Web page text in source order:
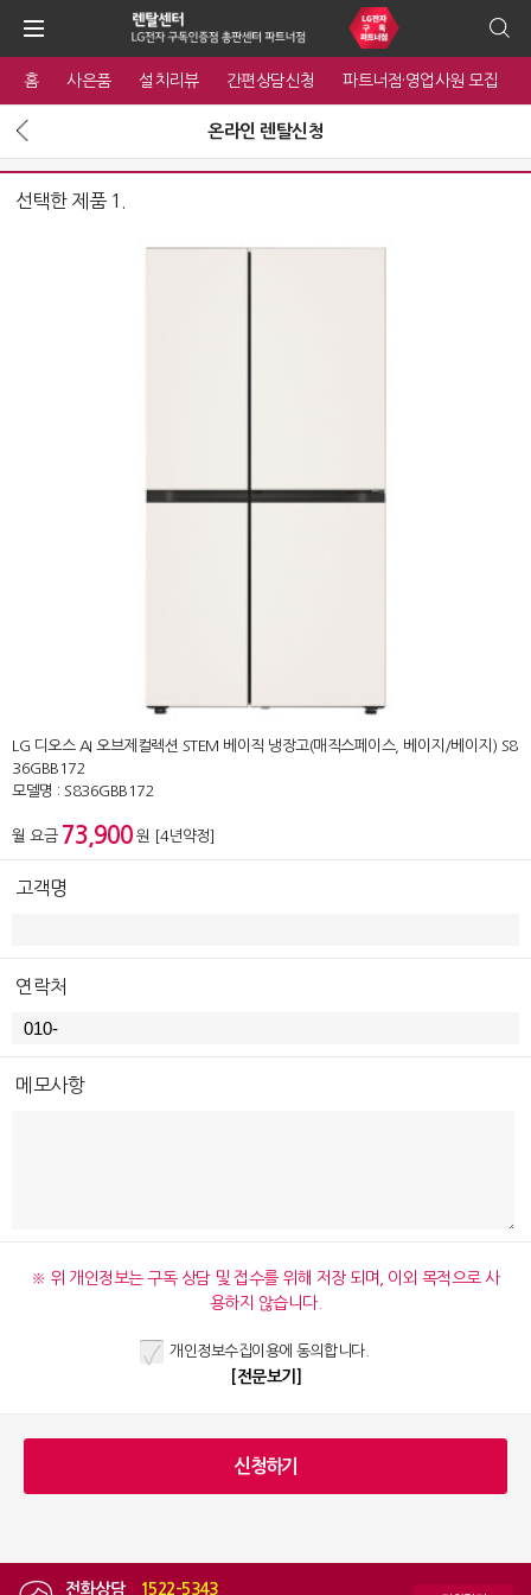
홈 사은품 설치리뷰 간편상담신청 파트너점·영업사원 모집
온라인 렌탈신청
선택한 제품 1.
LG 디오스 AI 오브제컬렉션 STEM 베이직 냉장고(매직스페이스, 베이지/베이지) S8
36GBB172
모델명 : S836GBB172
월 요금 73,900 원 [4년약정]
고객명
연락처
메모사항
※ 위 개인정보는 구독 상담 및 접수를 위해 저장 되며, 이외 목적으로 사
용하지 않습니다.
개인정보수집이용에 동의합니다.
[전문보기]
전화상담 1522-5343